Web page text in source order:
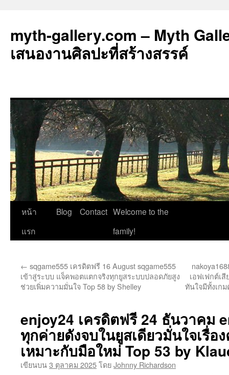
myth-gallery.com – Myth
เสนองานศิลปะที่สร้างสรรค์
ข้าม
ไป
เนื้อหา
หน้า
แรก
Blog Contact Welcome to the
family!
← sqgame555 เครดิตฟรี 16 August sqgame555
เข้าสู่ระบบ แจ็คพอตแตกจริงทุกยูสระบบปลอดภัยสูง
ช่วยเพิ่มความมั่นใจ Top 58 by Shelley
เอฟเฟกต์เ
ทันใจมีทั้งเกม
enjoy24 เครดิตฟรี 24 ธันวาคม
ทุกค่ายดังจบในยูสเดียวมั่นใจเรื่อ
เหมาะกับมือใหม่ Top 53 by
เขียนบน3 ตุลาคม 2025โดยJohnny Richardson